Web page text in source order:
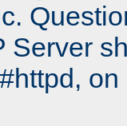
Server